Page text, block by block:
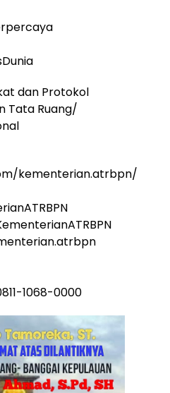
dan Protokol
Tata Ruang/
kementerian.atrbpn/
1068-0000